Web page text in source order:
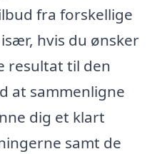
fra forskellige
hvis du ønsker
resultat til den
at sammenligne
dig et klart
samt de